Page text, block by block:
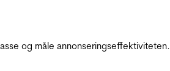
og måle annonseringseffektiviteten.